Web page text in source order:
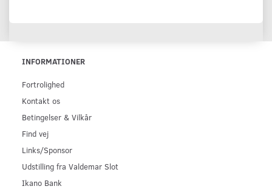
INFORMATIONER
Fortrolighed
Kontakt os
Betingelser & Vilkår
Find vej
Links/Sponsor
Udstilling fra Valdemar Slot
Ikano Bank